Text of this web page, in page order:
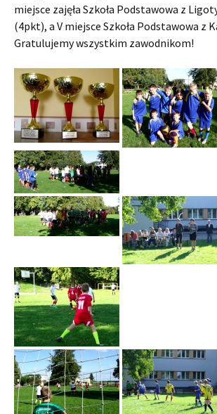
miejsce zajęła Szkoła Podstawowa z
(4pkt), a V miejsce Szkoła Podstawowa z
Gratulujemy wszystkim zawodnikom!